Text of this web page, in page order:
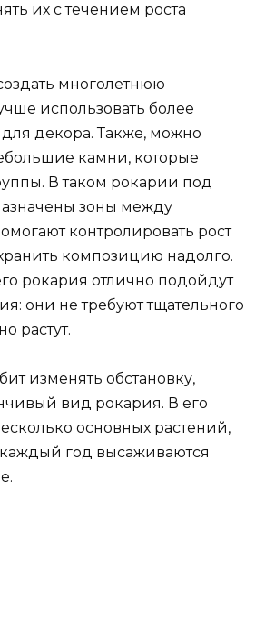
их с течением роста
многолетнюю
использовать более
декора. Также, можно
камни, которые
В таком рокарии под
зоны между
контролировать рост
композицию надолго.
рокария отлично подойдут
они не требуют тщательного
растут.
изменять обстановку,
вид рокария. В его
основных растений,
каждый год высаживаются